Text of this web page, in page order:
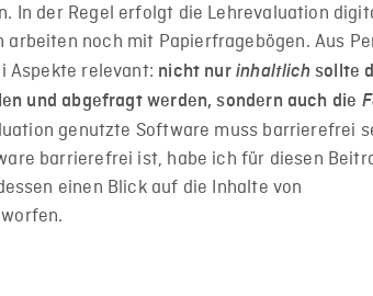
In der Regel erfolgt die Lehrevaluation
arbeiten noch mit Papierfragebögen. Aus
Aspekte relevant: nicht nur inhaltlichsollte
und abgefragt werden, sondern auch die
genutzte Software muss barrierefrei
barrierefrei ist, habe ich für diesen
einen Blick auf die Inhalte von